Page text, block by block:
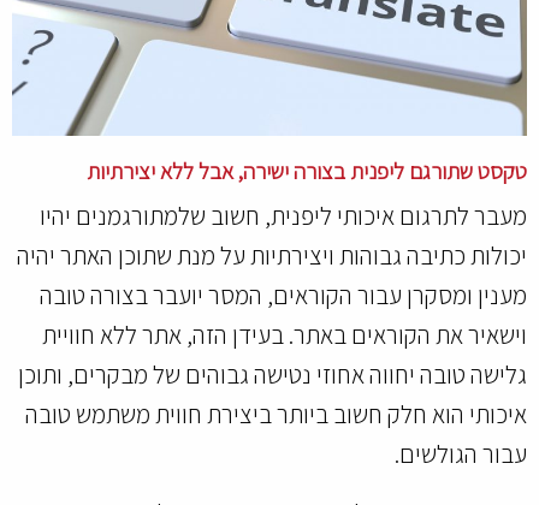
טקסט שתורגם ליפנית בצורה ישירה, אבל ללא יצירתיות
מעבר לתרגום איכותי ליפנית, חשוב שלמתורגמנים יהיו
יכולות כתיבה גבוהות ויצירתיות על מנת שתוכן האתר יהיה
מענין ומסקרן עבור הקוראים, המסר יועבר בצורה טובה
וישאיר את הקוראים באתר. בעידן הזה, אתר ללא חוויית
גלישה טובה יחווה אחוזי נטישה גבוהים של מבקרים, ותוכן
איכותי הוא חלק חשוב ביותר ביצירת חווית משתמש טובה
עבור הגולשים.